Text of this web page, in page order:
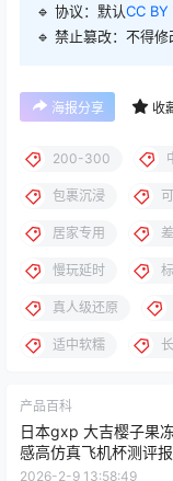
🔹 协议：默认CC
🔹 禁止篡改：不得
海报分享 收
200-300
包裹沉浸
居家专用
慢玩延时
真人级还原
适中软糯
产品百科
日本gxp 大吉樱子果
感高仿真飞机杯测评
2026-2-9 13:58:49